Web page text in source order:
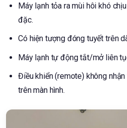
Máy lạnh tỏa ra mùi hôi khó
đặc.
Có hiện tượng đóng tuyết trên
Máy lạnh tự động tắt/mở liên
Điều khiển (remote) không
trên màn hình.